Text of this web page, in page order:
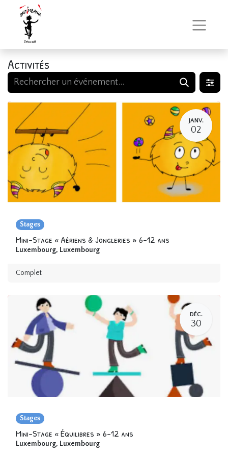
Activités
JANV.
02
Stages
Mini-Stage « Aériens & Jongleries » 6-12 ans
Luxembourg, Luxembourg
Complet
DÉC.
30
Stages
Mini-Stage « Équilibres » 6-12 ans
Luxembourg, Luxembourg